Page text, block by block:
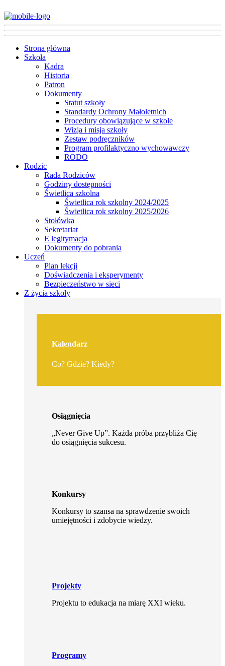
Strona główna
Szkoła
Kadra
Historia
Patron
Dokumenty
Statut szkoły
Standardy Ochrony Małoletnich
Procedury obowiązujące w szkole
Wizja i misja szkoły
Zestaw podręczników
Program profilaktyczno wychowawczy
RODO
Rodzic
Rada Rodziców
Godziny dostępności
Świetlica szkolna
Świetlica rok szkolny 2024/2025
Świetlica rok szkolny 2025/2026
Stołówka
Sekretariat
E legitymacja
Dokumenty do pobrania
Uczeń
Plan lekcji
Doświadczenia i eksperymenty
Bezpieczeństwo w sieci
Z życia szkoły
Kalendarz
Co? Gdzie? Kiedy?
Osiągnięcia
„Never Give Up”. Każda próba przybliża Cię
do osiągnięcia sukcesu.
Konkursy
Konkursy to szansa na sprawdzenie swoich
umiejętności i zdobycie wiedzy.
Projekty
Projektu to edukacja na miarę XXI wieku.
Programy